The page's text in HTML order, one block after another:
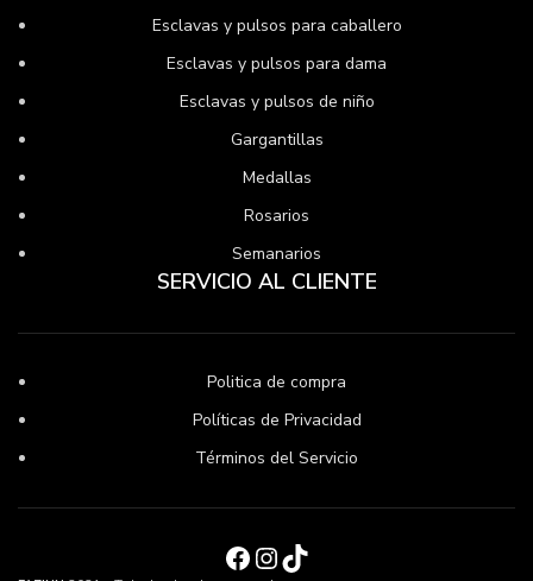
Esclavas y pulsos para caballero
Esclavas y pulsos para dama
Esclavas y pulsos de niño
Gargantillas
Medallas
Rosarios
Semanarios
SERVICIO AL CLIENTE
Politica de compra
Políticas de Privacidad
Términos del Servicio
Facebook
Instagram
TikTok